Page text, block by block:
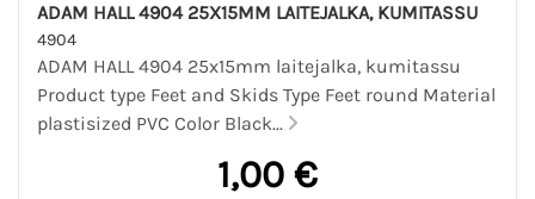
ADAM HALL 4904 25X15MM LAITEJALKA, KUMITASSU
4904
ADAM HALL 4904 25x15mm laitejalka, kumitassu
Product type Feet and Skids Type Feet round Material
plastisized PVC Color Black...
1,00 €